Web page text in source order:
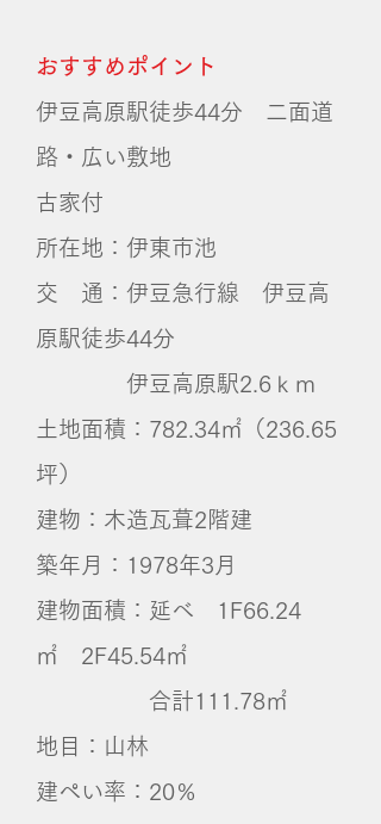
おすすめポイント
伊豆高原駅徒歩44分 二面道
路・広い敷地
​古家付
所在地：伊東市池
交 通：伊豆急行線 伊豆高
原駅徒歩44分
​ 伊豆高原駅2.6ｋｍ
土地面積：782.34㎡（236.65
坪）
建物：木造瓦葺2階建
​築年月：1978年3月
建物面積：延べ 1F66.24
㎡ 2F45.54㎡
​ 合計111.78㎡
地目：山林
建ぺい率：20％